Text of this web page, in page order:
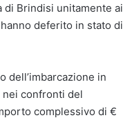
di Brindisi unitamente ai
deferito in stato di
dell’imbarcazione in
nei confronti del
complessivo di €